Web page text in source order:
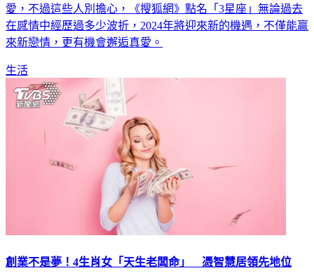
愛，不過這些人別擔心，《搜狐網》點名「3星座」無論過去
在感情中經歷過多少波折，2024年將迎來新的機遇，不僅能贏
來新戀情，更有機會邂逅真愛。
生活
創業不是夢！4生肖女「天生老闆命」 憑智慧居領先地位